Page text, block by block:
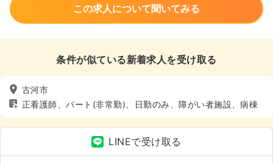
この求人について聞いてみる
条件が似ている新着求人を受け取る
古河市
正看護師、パート(非常勤)、日勤のみ、障がい者施設、病棟
LINEで受け取る